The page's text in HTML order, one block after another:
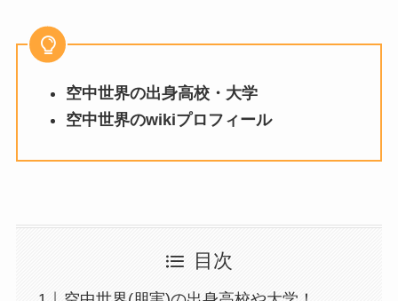
空中世界の出身高校・大学
空中世界のwikiプロフィール
目次